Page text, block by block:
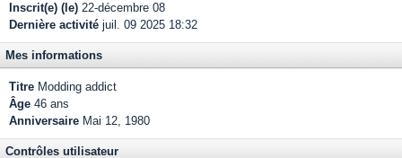
Inscrit(e) (le) 22-décembre 08
Dernière activité juil. 09 2025 18:32
Mes informations
Titre Modding addict
Âge 46 ans
Anniversaire Mai 12, 1980
Contrôles utilisateur